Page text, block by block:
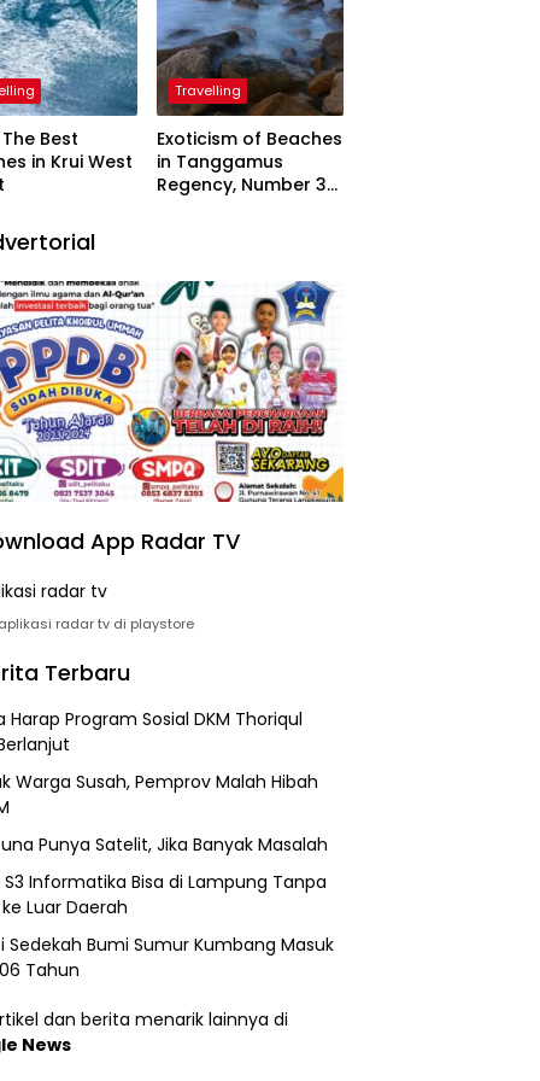
Best
in Krui West
Travelling
Exoticism of Beaches
in Tanggamus
Regency, Number 3
App Radar TV
radar tv di playstore
Terbaru
Harap Program Sosial DKM Thoriqul
Warga Susah, Pemprov Malah Hibah
Punya Satelit, Jika Banyak Masalah
S3 Informatika Bisa di Lampung Tanpa
Luar Daerah
Sedekah Bumi Sumur Kumbang Masuk
Tahun
dan berita menarik lainnya di
News